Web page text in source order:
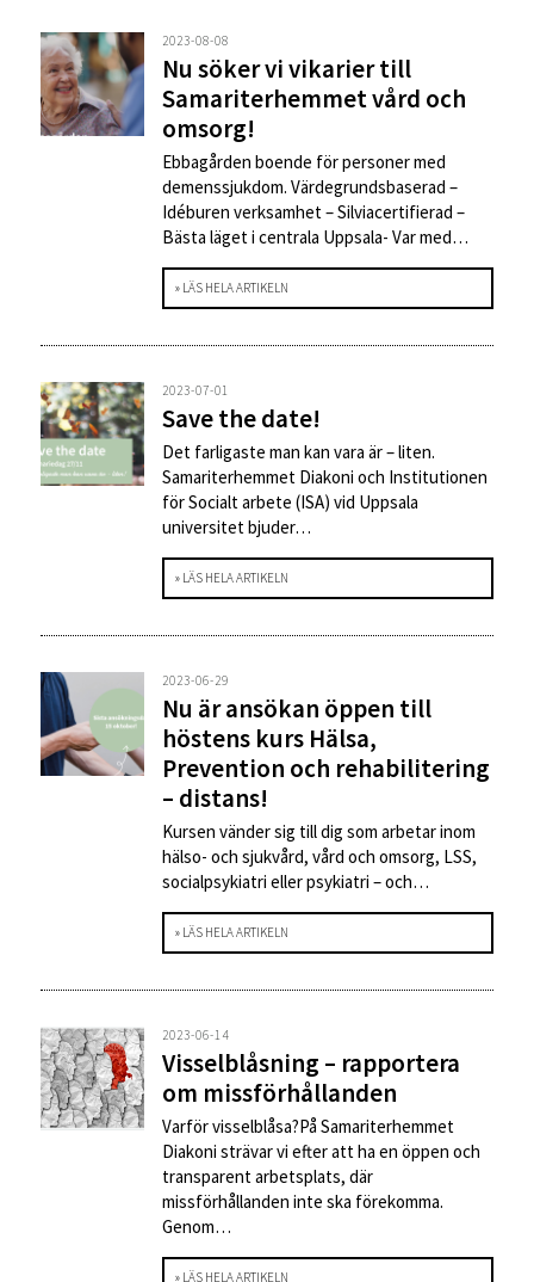
2023-08-08
Nu söker vi vikarier till
Samariterhemmet vård och
omsorg!
Ebbagården boende för personer med
demenssjukdom. Värdegrundsbaserad –
Idéburen verksamhet – Silviacertifierad –
Bästa läget i centrala Uppsala- Var med…
» LÄS HELA ARTIKELN
2023-07-01
Save the date!
Det farligaste man kan vara är – liten.
Samariterhemmet Diakoni och Institutionen
för Socialt arbete (ISA) vid Uppsala
universitet bjuder…
» LÄS HELA ARTIKELN
2023-06-29
Nu är ansökan öppen till
höstens kurs Hälsa,
Prevention och rehabilitering
– distans!
Kursen vänder sig till dig som arbetar inom
hälso- och sjukvård, vård och omsorg, LSS,
socialpsykiatri eller psykiatri – och…
» LÄS HELA ARTIKELN
2023-06-14
Visselblåsning – rapportera
om missförhållanden
Varför visselblåsa?På Samariterhemmet
Diakoni strävar vi efter att ha en öppen och
transparent arbetsplats, där
missförhållanden inte ska förekomma.
Genom…
» LÄS HELA ARTIKELN